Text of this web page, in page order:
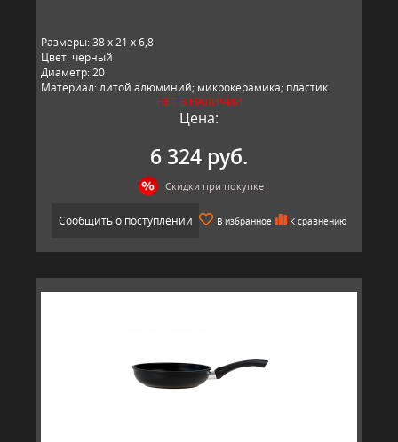
Размеры: 38 x 21 x 6,8
Цвет: черный
Диаметр: 20
Материал: литой алюминий; микрокерамика; пластик
Производитель: BAF, Германия
НЕТ В НАЛИЧИИ
Цена:
6 324 руб.
Скидки при покупке
Сообщить о поступлении В избранное К сравнению